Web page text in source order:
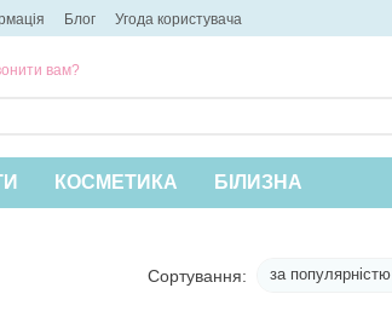
Блог Угода користувача
вам?
КОСМЕТИКА БІЛИЗНА
Сортування: за популярністю